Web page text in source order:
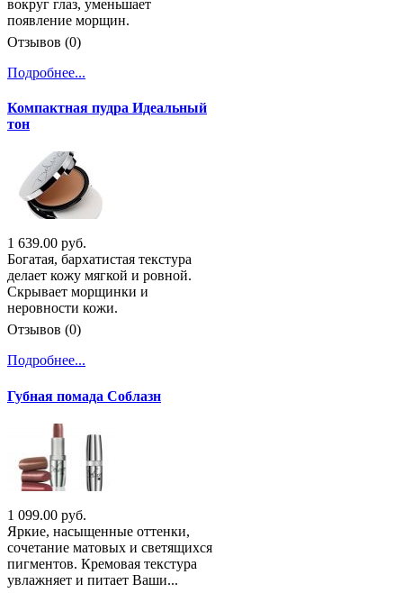
вокруг глаз, уменьшает
появление морщин.
Отзывов (0)
Подробнее...
Компактная пудра Идеальный
тон
1 639.00 руб.
Богатая, бархатистая текстура
делает кожу мягкой и ровной.
Скрывает морщинки и
неровности кожи.
Отзывов (0)
Подробнее...
Губная помада Соблазн
1 099.00 руб.
Яркие, насыщенные оттенки,
сочетание матовых и светящихся
пигментов. Кремовая текстура
увлажняет и питает Ваши...